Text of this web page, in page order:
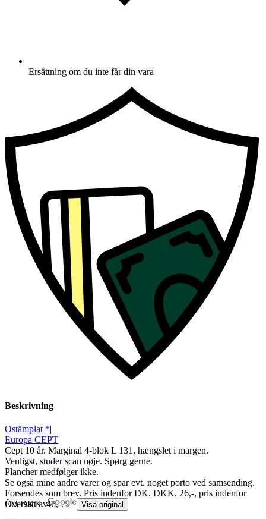
Ersättning om du inte får din vara
Beskrivning
Ostämplat *|
Europa CEPT
Cept 10 år. Marginal 4-blok L 131, hængslet i margen.
Venligst, studer scan nøje. Spørg gerne.
Plancher medfølger ikke.
Se også mine andre varer og spar evt. noget porto ved samsending.
Forsendes som brev. Pris indenfor DK. DKK. 26,-, pris indenfor
EU DKK. 46,-.
Översatt av Visa original